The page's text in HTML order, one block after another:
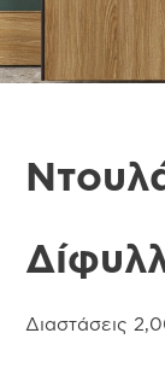
Διαστάσεις